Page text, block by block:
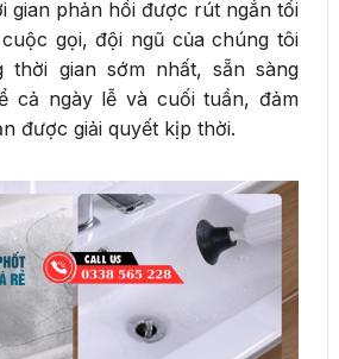
gian phản hồi được rút ngắn tối
gọi, đội ngũ của chúng tôi
thời gian sớm nhất, sẵn sàng
cả ngày lễ và cuối tuần, đảm
được giải quyết kịp thời.